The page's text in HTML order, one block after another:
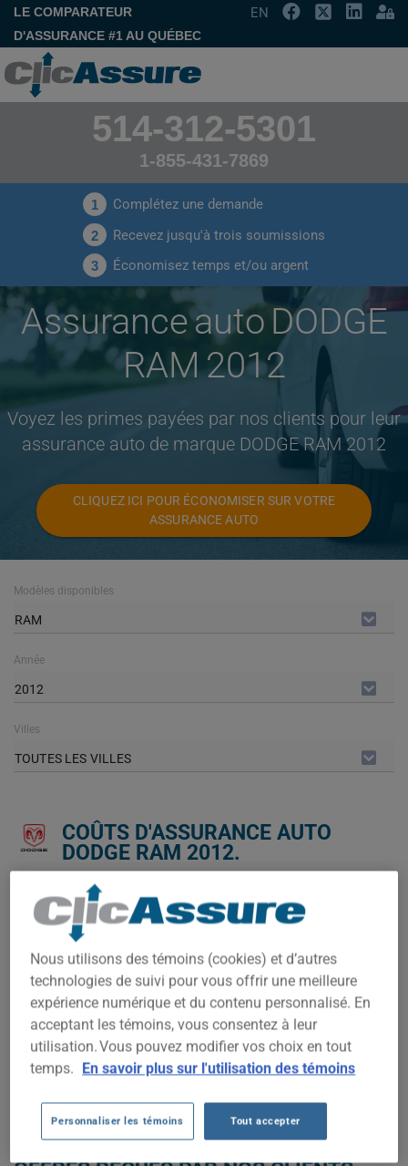
LE COMPARATEUR
D'ASSURANCE #1 AU QUÉBEC
EN
514-312-5301
1-855-431-7869
1 Complétez une demande
2 Recevez jusqu'à trois soumissions
3 Économisez temps et/ou argent
Assurance auto DODGE
RAM 2012
Voyez les primes payées par nos clients pour leur
assurance auto de marque DODGE RAM 2012
CLIQUEZ ICI POUR ÉCONOMISER SUR VOTRE
ASSURANCE AUTO
Modèles disponibles
RAM
Année
2012
Villes
TOUTES LES VILLES
COÛTS D'ASSURANCE AUTO
DODGE RAM 2012.
Nous n'avons pas encore suffisamment de données
d'assurance auto pour ce véhicule.
Essayez un autre modèle ou une autre année, ou
commencez une soumission pour un prix personnalisé.
Pour trouver la meilleur assurance pour votre véhicule DODGE
RAM 2012, il est plus important que jamais de comparer les
options disponibles.
OBTENEZ UNE ASSURANCE À BAS PRIX POUR VOTRE DODGE RAM
Nous utilisons des témoins (cookies) et d’autres
technologies de suivi pour vous offrir une meilleure
expérience numérique et du contenu personnalisé. En
acceptant les témoins, vous consentez à leur
utilisation. Vous pouvez modifier vos choix en tout
temps. En savoir plus sur l'utilisation des témoins
Personnaliser les témoins Tout accepter